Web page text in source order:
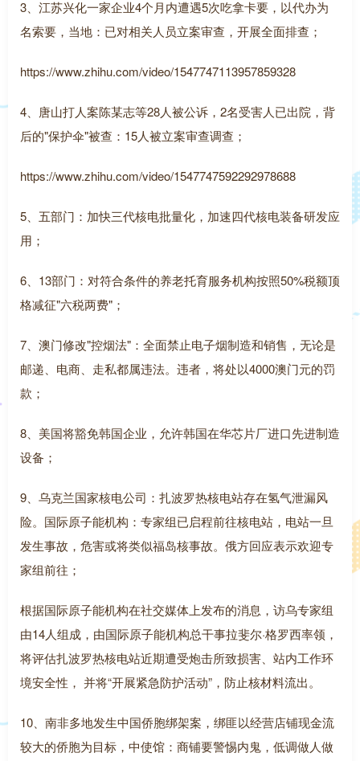
3、江苏兴化一家企业4个月内遭遇5次吃拿卡要，以代办为
名索要，当地：已对相关人员立案审查，开展全面排查；
https://www.zhihu.com/video/1547747113957859328
4、唐山打人案陈某志等28人被公诉，2名受害人已出院，背
后的"保护伞"被查：15人被立案审查调查；
https://www.zhihu.com/video/1547747592292978688
5、五部门：加快三代核电批量化，加速四代核电装备研发应
用；
6、13部门：对符合条件的养老托育服务机构按照50%税额顶
格减征"六税两费"；
7、澳门修改"控烟法"：全面禁止电子烟制造和销售，无论是
邮递、电商、走私都属违法。违者，将处以4000澳门元的罚
款；
8、美国将豁免韩国企业，允许韩国在华芯片厂进口先进制造
设备；
9、乌克兰国家核电公司：扎波罗热核电站存在氢气泄漏风
险。国际原子能机构：专家组已启程前往核电站，电站一旦
发生事故，危害或将类似福岛核事故。俄方回应表示欢迎专
家组前往；
根据国际原子能机构在社交媒体上发布的消息，访乌专家组
由14人组成，由国际原子能机构总干事拉斐尔·格罗西率领，
将评估扎波罗热核电站近期遭受炮击所致损害、站内工作环
境安全性， 并将“开展紧急防护活动”，防止核材料流出。
10、南非多地发生中国侨胞绑架案，绑匪以经营店铺现金流
较大的侨胞为目标，中使馆：商铺要警惕内鬼，低调做人做